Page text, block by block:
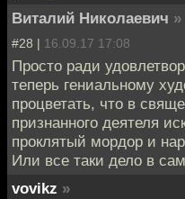
Виталий Николаевич »
#28 | 16.09.17 17:08
Просто ради
теперь гениальному
процветать, что в
признанного деятеля
проклятый мордор и
Или все таки дело в
vovikz »